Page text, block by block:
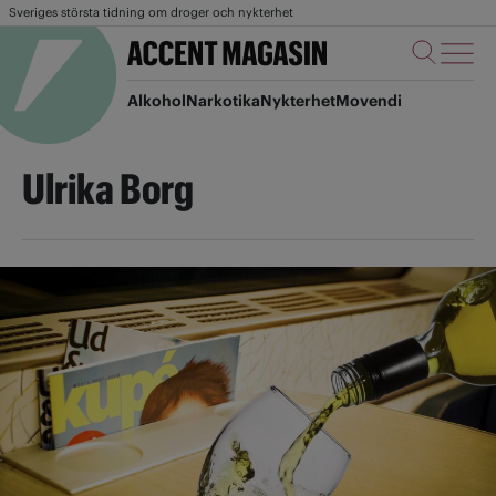
Sveriges största tidning om droger och nykterhet
AlkoholNarkotikaNykterhetMovendi
Ulrika Borg